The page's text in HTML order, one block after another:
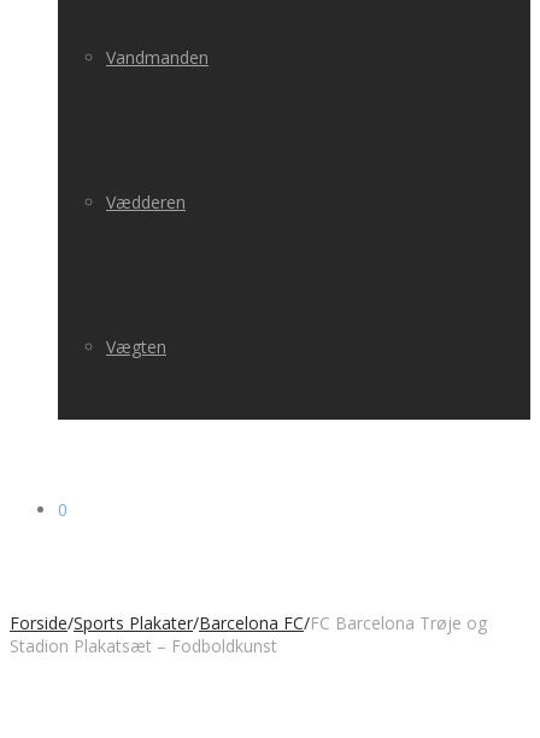
Vandmanden
Vædderen
Vægten
0
Forside/Sports Plakater/Barcelona FC/FC Barcelona Trøje og
Stadion Plakatsæt – Fodboldkunst